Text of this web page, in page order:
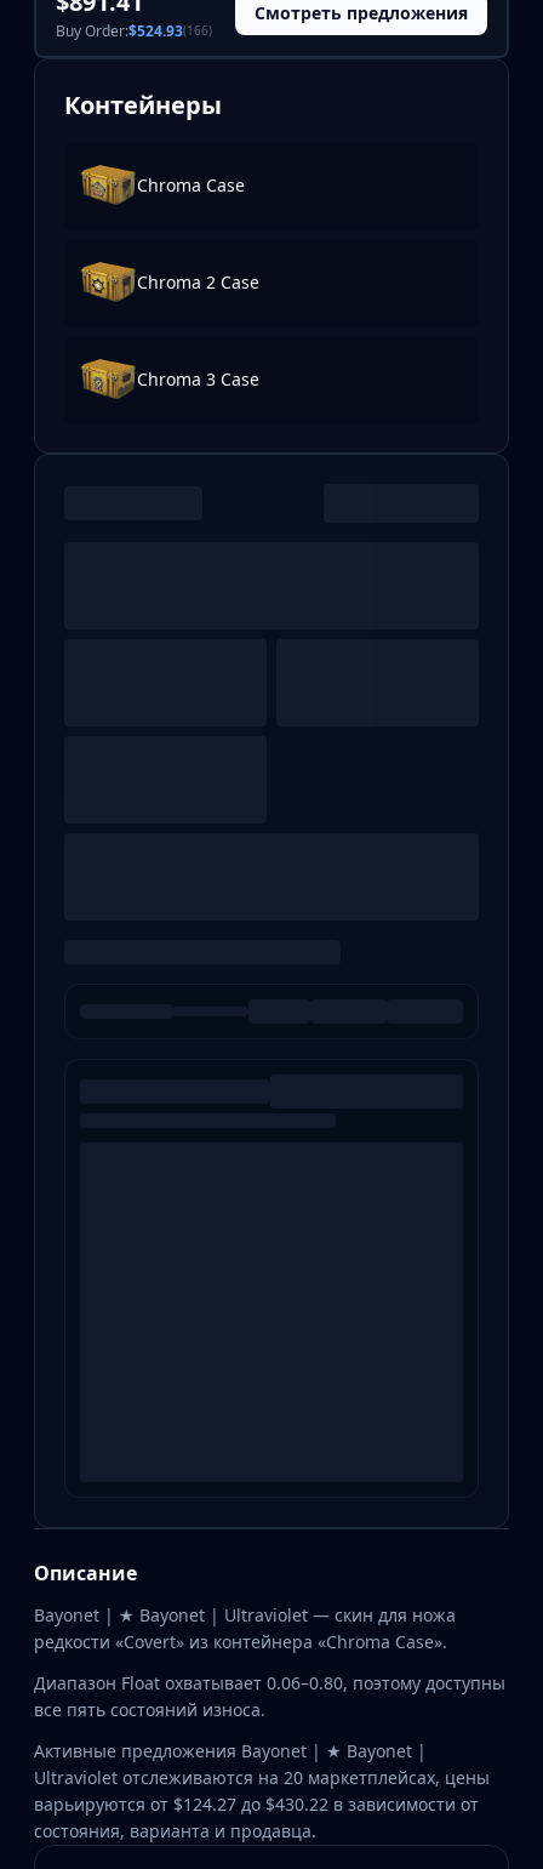
Buy Order:$524.93(166)
Смотреть предложения
Контейнеры
Chroma Case
Chroma 2 Case
Chroma 3 Case
Описание
Bayonet | ★ Bayonet | Ultraviolet — скин для ножа
редкости «Covert» из контейнера «Chroma Case».
Диапазон Float охватывает 0.06–0.80, поэтому доступны
все пять состояний износа.
Активные предложения Bayonet | ★ Bayonet |
Ultraviolet отслеживаются на 20 маркетплейсах, цены
варьируются от $124.27 до $430.22 в зависимости от
состояния, варианта и продавца.